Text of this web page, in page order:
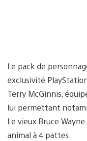
Le pack de
exclusivité
Terry McGinnis,
lui permettant
Le vieux Bruce
animal à 4 pattes.